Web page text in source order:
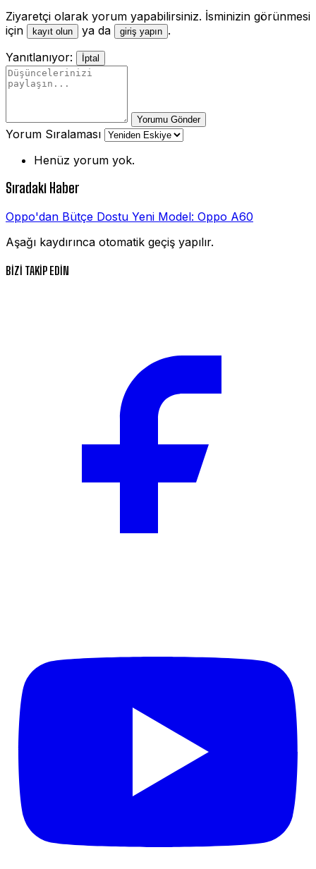
Ziyaretçi olarak yorum yapabilirsiniz. İsminizin görünmesi
için
kayıt olun ya da giriş yapın .
Yanıtlanıyor:
İptal
Yorumu Gönder
Yorum Sıralaması
Henüz yorum yok.
Sıradaki Haber
Oppo'dan Bütçe Dostu Yeni Model: Oppo A60
Aşağı kaydırınca otomatik geçiş yapılır.
BİZİ TAKİP EDİN